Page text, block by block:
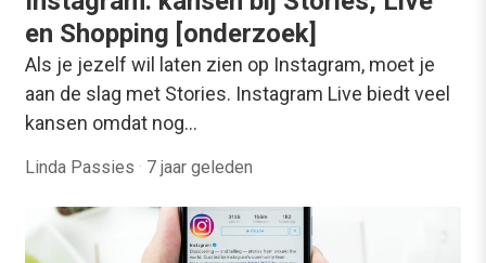
en Shopping [onderzoek]
Als je jezelf wil laten zien op Instagram, moet je
aan de slag met Stories. Instagram Live biedt veel
kansen omdat nog…
Linda Passies · 7 jaar geleden